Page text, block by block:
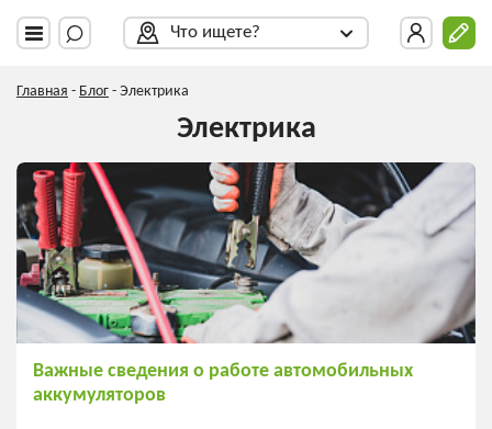
Что ищете?
Главная - Блог - Электрика
Электрика
Важные сведения о работе автомобильных
аккумуляторов